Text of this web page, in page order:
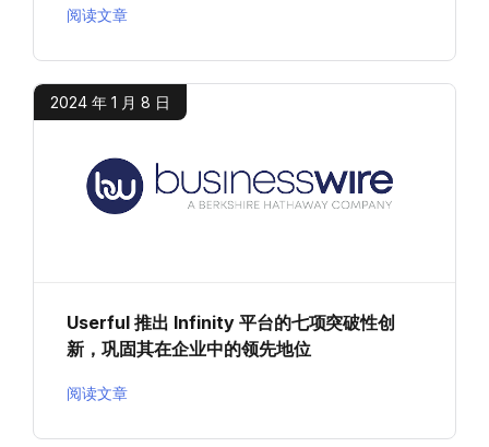
阅读文章
2024 年 1 月 8 日
Userful 推出 Infinity 平台的七项突破性创
新，巩固其在企业中的领先地位
阅读文章